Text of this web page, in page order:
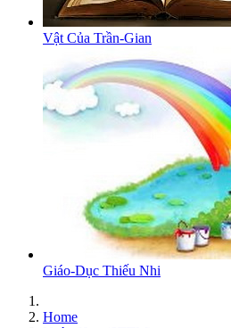
Vật Của Trần-Gian
Giáo-Dục Thiếu Nhi
Home